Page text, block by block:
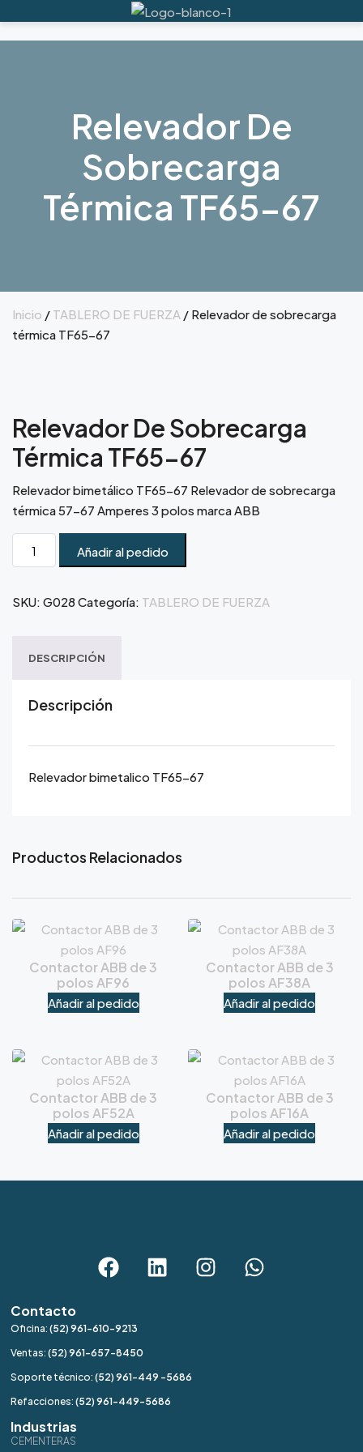
Relevador De
Sobrecarga
Térmica TF65-67
Inicio / TABLERO DE FUERZA / Relevador de sobrecarga
térmica TF65-67
Relevador De Sobrecarga
Térmica TF65-67
Relevador bimetálico TF65-67 Relevador de sobrecarga
térmica 57-67 Amperes 3 polos marca ABB
Añadir al pedido
SKU: G028Categoría: TABLERO DE FUERZA
DESCRIPCIÓN
Descripción
Relevador bimetalico TF65-67
Productos Relacionados
Contactor ABB de 3
polos AF96
Añadir al pedido
Contactor ABB de 3
polos AF38A
Añadir al pedido
Contactor ABB de 3
polos AF52A
Añadir al pedido
Contactor ABB de 3
polos AF16A
Añadir al pedido
Contacto
Oficina:(52) 961-610-9213
Ventas:(52) 961-657-8450
Soporte técnico:(52) 961-449 -5686
Refacciones:(52) 961-449-5686
Industrias
CEMENTERAS